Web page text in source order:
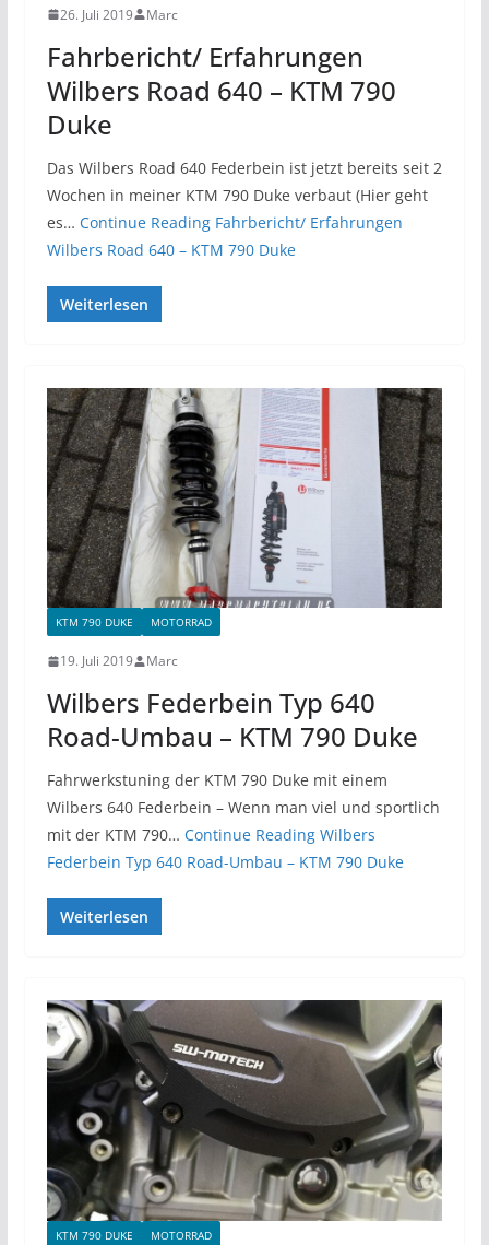
26. Juli 2019 Marc
Fahrbericht/ Erfahrungen
Wilbers Road 640 – KTM 790
Duke
Das Wilbers Road 640 Federbein ist jetzt bereits seit 2
Wochen in meiner KTM 790 Duke verbaut (Hier geht
es… Continue ReadingFahrbericht/ Erfahrungen
Wilbers Road 640 – KTM 790 Duke
Weiterlesen
KTM 790 DUKE MOTORRAD
19. Juli 2019 Marc
Wilbers Federbein Typ 640
Road-Umbau – KTM 790 Duke
Fahrwerkstuning der KTM 790 Duke mit einem
Wilbers 640 Federbein – Wenn man viel und sportlich
mit der KTM 790… Continue ReadingWilbers
Federbein Typ 640 Road-Umbau – KTM 790 Duke
Weiterlesen
KTM 790 DUKE MOTORRAD